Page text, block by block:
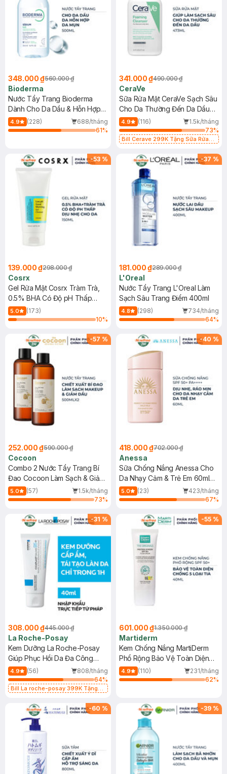
348.000 ₫560.000 ₫
Bioderma
Nước Tẩy Trang Bioderma
Dành Cho Da Dầu & Hỗn Hợp
500ml
4.9 (228)
688/tháng
61%
341.000 ₫490.000 ₫
CeraVe
Sữa Rửa Mặt CeraVe Sạch Sâu
Cho Da Thường Đến Da Dầu
473ml
4.9 (116)
1.5k/tháng
73%
Bill Cerave 299K Tặng Sữa Rửa
-53 %
139.000 ₫298.000 ₫
Cosrx
Gel Rửa Mặt Cosrx Tràm Trà,
0.5% BHA Có Độ pH Thấp
150ml
5.0
(173)
10%
-37 %
181.000 ₫289.000 ₫
L'Oreal
Nước Tẩy Trang L'Oreal Làm
Sạch Sâu Trang Điểm 400ml
4.8 (298)
734/tháng
64%
-57 %
252.000 ₫590.000 ₫
Cocoon
Combo 2 Nước Tẩy Trang Bí
Đao Cocoon Làm Sạch & Giảm
Dầu 500ml
5.0 (57)
1.5k/tháng
73%
-40 %
418.000 ₫702.000 ₫
Anessa
Sữa Chống Nắng Anessa Cho
Da Nhạy Cảm & Trẻ Em 60ml
(Mới)
5.0 (23)
423/tháng
67%
-31 %
308.000 ₫445.000 ₫
La Roche-Posay
Kem Dưỡng La Roche-Posay
Giúp Phục Hồi Da Đa Công
Dụng 40ml
4.9 (56)
808/tháng
64%
Bill La roche-posay 399K Tặng
(SL có hạn)
-55 %
601.000 ₫1.350.000 ₫
Martiderm
Kem Chống Nắng MartiDerm
Phổ Rộng Bảo Vệ Toàn Diện
40ml
4.9 (110)
231/tháng
62%
-60 % -39 %